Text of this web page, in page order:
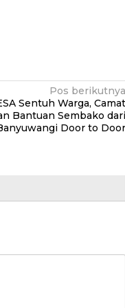
Pos berikutnya
Sentuh Warga, Camat
Bantuan Sembako dari
Door to Door